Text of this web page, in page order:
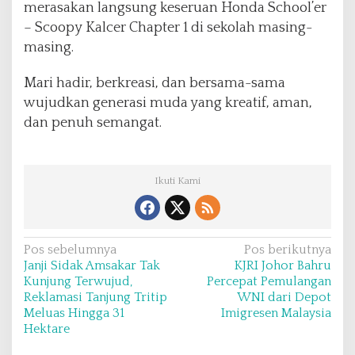
merasakan langsung keseruan Honda School’er
– Scoopy Kalcer Chapter 1 di sekolah masing-
masing.
Mari hadir, berkreasi, dan bersama-sama
wujudkan generasi muda yang kreatif, aman,
dan penuh semangat.
Ikuti Kami
N
a
v
i
Pos sebelumnya
Janji Sidak Amsakar Tak
Kunjung Terwujud,
Reklamasi Tanjung Tritip
Meluas Hingga 31
Hektare
Pos berikutnya
KJRI Johor Bahru
Percepat Pemulangan
WNI dari Depot
Imigresen Malaysia